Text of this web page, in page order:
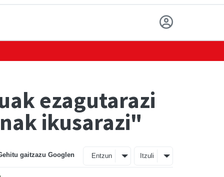
ezagutarazi
ikusarazi"
gaitzazu Googlen Entzun Itzuli